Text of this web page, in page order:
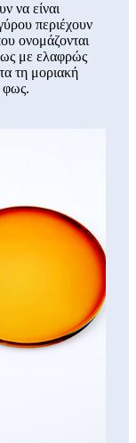
να είναι
περιέχουν
ονομάζονται
με ελαφρώς
τη μοριακή
φως.